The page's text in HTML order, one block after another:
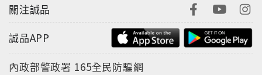
一行禪師提醒我們，唯有在自己的內在建立和諧、愛與
生真正的幫助！
關注誠品
誠品APP
內政部警政署 165全民防騙網